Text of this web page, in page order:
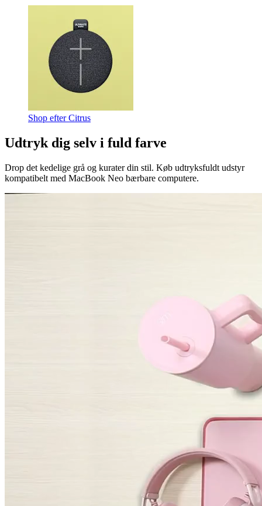
Shop efter Citrus
Udtryk dig selv i fuld farve
Drop det kedelige grå og kurater din stil. Køb udtryksfuldt udstyr
kompatibelt med MacBook Neo bærbare computere.